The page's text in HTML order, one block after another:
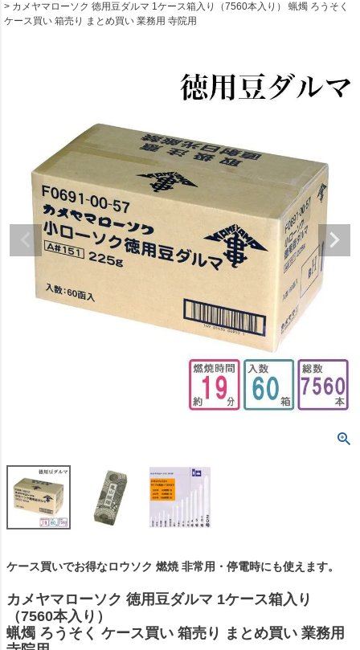
カメヤマローソク 徳用豆ダルマ 1ケース箱入り（7560本入り） 蝋燭 ろうそく
ケース買い 箱売り まとめ買い 業務用 寺院用
ケース買いでお得なロウソク 燃焼 非常用・停電時にも使えます。
カメヤマローソク 徳用豆ダルマ 1ケース箱入り
（7560本入り）
蝋燭 ろうそく ケース買い 箱売り まとめ買い 業務用